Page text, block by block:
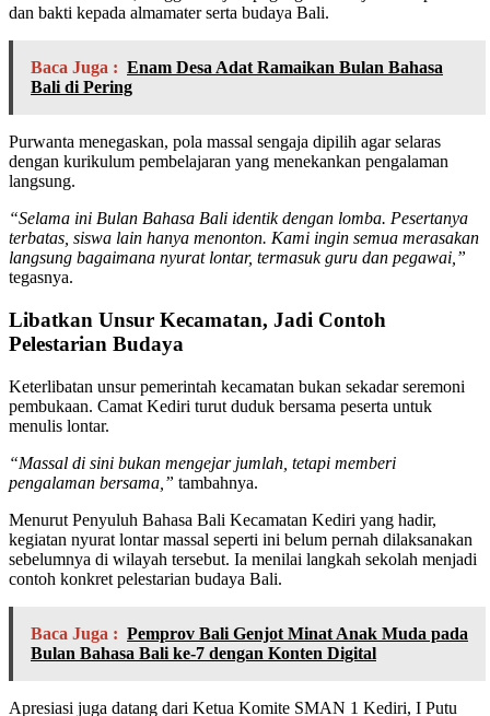
dan bakti kepada almamater serta budaya Bali.
Baca Juga : Enam Desa Adat Ramaikan Bulan Bahasa
Bali di Pering
Purwanta menegaskan, pola massal sengaja dipilih agar selaras
dengan kurikulum pembelajaran yang menekankan pengalaman
langsung.
“Selama ini Bulan Bahasa Bali identik dengan lomba. Pesertanya
terbatas, siswa lain hanya menonton. Kami ingin semua merasakan
langsung bagaimana nyurat lontar, termasuk guru dan pegawai,”
tegasnya.
Libatkan Unsur Kecamatan, Jadi Contoh
Pelestarian Budaya
Keterlibatan unsur pemerintah kecamatan bukan sekadar seremoni
pembukaan. Camat Kediri turut duduk bersama peserta untuk
menulis lontar.
“Massal di sini bukan mengejar jumlah, tetapi memberi
pengalaman bersama,” tambahnya.
Menurut Penyuluh Bahasa Bali Kecamatan Kediri yang hadir,
kegiatan nyurat lontar massal seperti ini belum pernah dilaksanakan
sebelumnya di wilayah tersebut. Ia menilai langkah sekolah menjadi
contoh konkret pelestarian budaya Bali.
Baca Juga : Pemprov Bali Genjot Minat Anak Muda pada
Bulan Bahasa Bali ke-7 dengan Konten Digital
Apresiasi juga datang dari Ketua Komite SMAN 1 Kediri, I Putu